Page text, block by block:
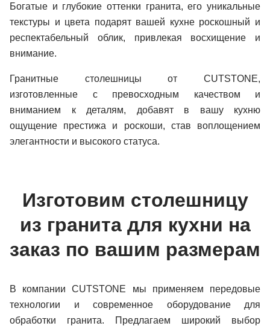
Богатые и глубокие оттенки гранита, его уникальные
текстуры и цвета подарят вашей кухне роскошный и
респектабельный облик, привлекая восхищение и
внимание.
Гранитные столешницы от CUTSTONE,
изготовленные с превосходным качеством и
вниманием к деталям, добавят в вашу кухню
ощущение престижа и роскоши, став воплощением
элегантности и высокого статуса.
Изготовим столешницу
из гранита для кухни на
заказ по вашим размерам
В компании CUTSTONE мы применяем передовые
технологии и современное оборудование для
обработки гранита. Предлагаем широкий выбор